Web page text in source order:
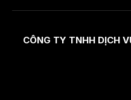
CÔNG TY TNHH DỊCH